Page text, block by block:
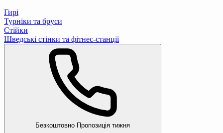
Гирі
Турніки та бруси
Стійки
Шведські стінки та фітнес-станції
Безкоштовно Пропозиція тижня